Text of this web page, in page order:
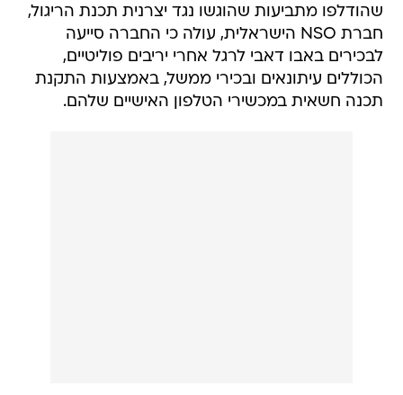
שהודלפו מתביעות שהוגשו נגד יצרנית תכנת הריגול,
חברת NSO הישראלית, עולה כי החברה סייעה
לבכירים באבו דאבי לרגל אחרי יריבים פוליטיים,
הכוללים עיתונאים ובכירי ממשל, באמצעות התקנת
תכנה חשאית במכשירי הטלפון האישיים שלהם.